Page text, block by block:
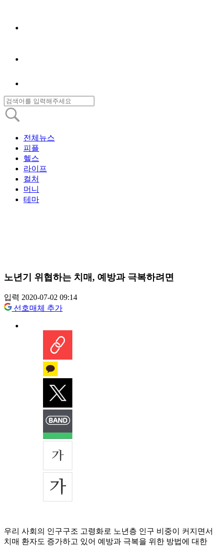
전체뉴스
피플
헬스
라이프
컬처
머니
테마
노년기 위협하는 치매, 예방과 극복하려면
입력 2020-07-02 09:14
선호매체 추가
우리 사회의 인구구조 고령화로 노년층 인구 비중이 커지면서
치매 환자도 증가하고 있어 예방과 극복을 위한 방법에 대한